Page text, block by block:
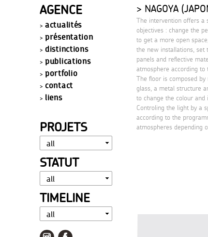
AGENCE
actualités
présentation
distinctions
publications
portfolio
contact
liens
PROJETS
STATUT
TIMELINE
NAGOYA
The intervention offers a
objectives : change the
to get a more open
the new installations, set
panels and reflective
atmosphere according
The floor is composed
glass, a metal structure
to change the colour and
Controling the light by a
according to the
atmospheres depending